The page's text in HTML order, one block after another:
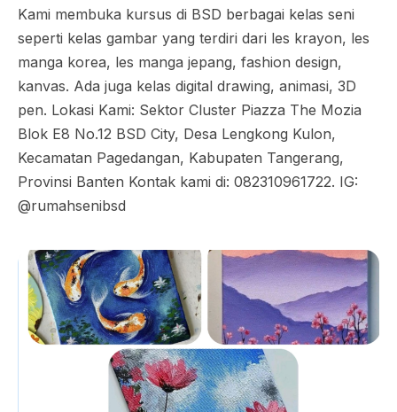
Kami membuka kursus di BSD berbagai kelas seni
seperti kelas gambar yang terdiri dari les krayon, les
manga korea, les manga jepang, fashion design,
kanvas. Ada juga kelas digital drawing, animasi, 3D
pen. Lokasi Kami: Sektor Cluster Piazza The Mozia
Blok E8 No.12 BSD City, Desa Lengkong Kulon,
Kecamatan Pagedangan, Kabupaten Tangerang,
Provinsi Banten Kontak kami di: 082310961722. IG:
@rumahsenibsd